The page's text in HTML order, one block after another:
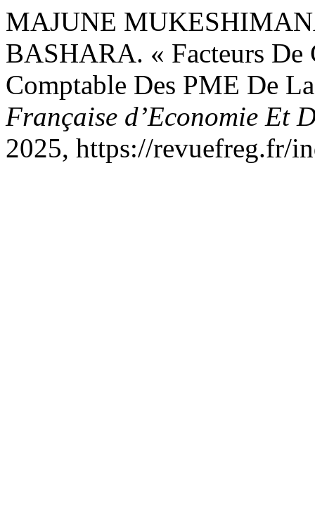
MAJUNE
BASHARA. « Facteurs De
Comptable Des PME De
Française d’Economie Et
2025, https://revuefreg.fr/